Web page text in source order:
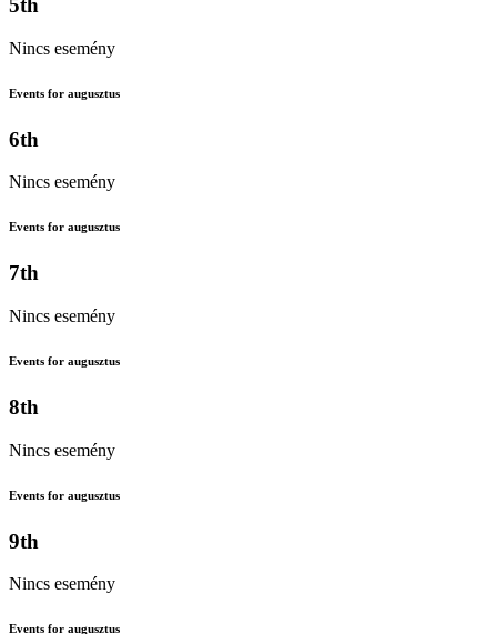
5th
Nincs esemény
Events for augusztus
6th
Nincs esemény
Events for augusztus
7th
Nincs esemény
Events for augusztus
8th
Nincs esemény
Events for augusztus
9th
Nincs esemény
Events for augusztus